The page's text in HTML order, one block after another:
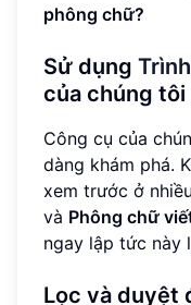
phông chữ?
Sử dụng
của chúng tôi
Công cụ của
dàng khám phá.
xem trước ở nhiều
và Phông chữ
ngay lập tức này
Lọc và duyệt